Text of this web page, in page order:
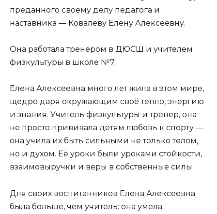
преданного своему делу педагога и
наставника — Ковалеву Елену Алексеевну.
Она работала тренером в ДЮСШ и учителем
физкультуры в школе №7.
Елена Алексеевна много лет жила в этом мире,
щедро даря окружающим своё тепло, энергию
и знания. Учитель физкультуры и тренер, она
не просто прививала детям любовь к спорту —
она учила их быть сильными не только телом,
но и духом. Её уроки были уроками стойкости,
взаимовыручки и веры в собственные силы.
Для своих воспитанников Елена Алексеевна
была больше, чем учитель: она умела